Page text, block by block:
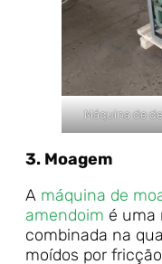
Máquina de
3. Moagem
A máquina de
amendoim é uma
combinada na
moídos por